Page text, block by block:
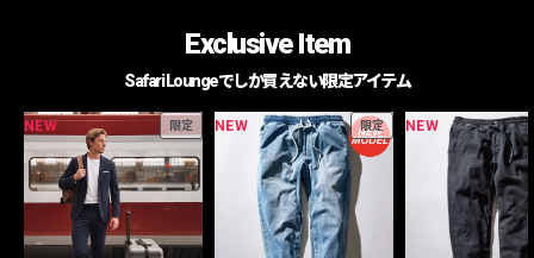
Exclusive Item
Safari Loungeでしか買えない限定アイテム
NEW 限定 NEW 限定 NEW